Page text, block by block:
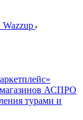
Wazzup
магазинов АСПРО
турами и